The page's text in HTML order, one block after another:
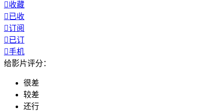
收藏
已收
订阅
已订
手机
给影片评分：
很差
较差
还行